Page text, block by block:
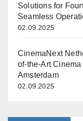
Solutions for
Seamless
02.09.2025
CinemaNext
of-the-Art
Amsterdam
02.09.2025